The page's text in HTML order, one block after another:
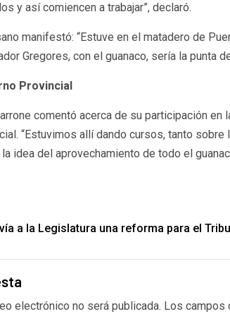
y así comiencen a trabajar”, declaró.
manifestó: “Estuve en el matadero de
Gregores, con el guanaco, sería la punta
Provincial
comentó acerca de su participación
“Estuvimos allí dando cursos, tanto
idea del aprovechamiento de todo el
a la Legislatura una reforma para el
electrónico no será publicada. Los campos